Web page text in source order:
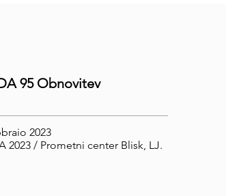
95 Obnovitev
2023
2023 / Prometni center Blisk, LJ.